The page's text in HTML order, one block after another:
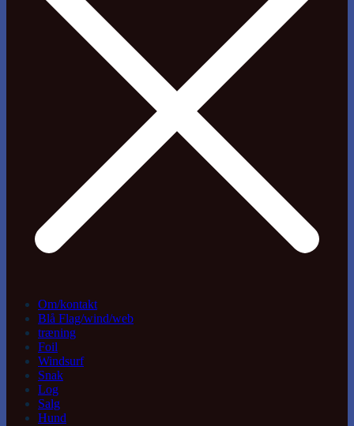
Om/kontakt
Blå Flag/wind/web
træning
Foil
Windsurf
Snak
Log
Salg
Hund